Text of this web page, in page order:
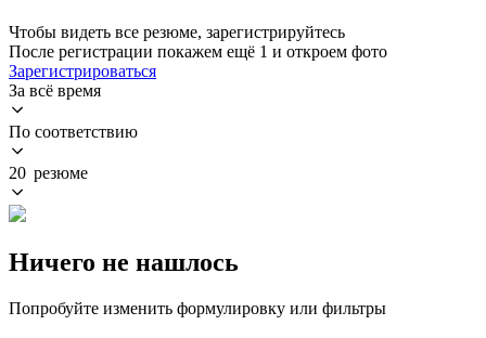
Чтобы видеть все резюме, зарегистрируйтесь
После регистрации покажем ещё 1 и откроем фото
Зарегистрироваться
За всё время
По соответствию
20 резюме
Ничего не нашлось
Попробуйте изменить формулировку или фильтры